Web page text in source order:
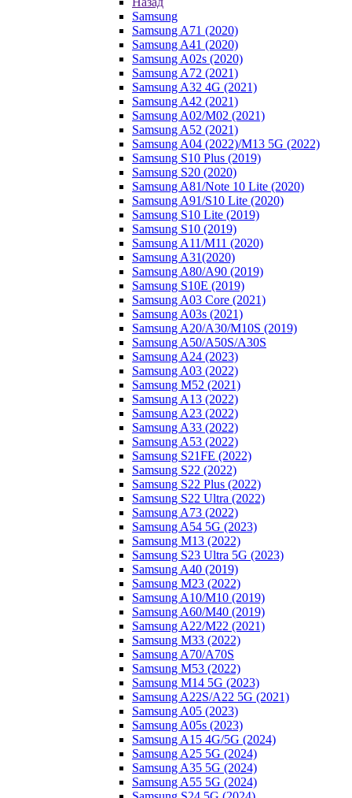
Samsung
Samsung A71 (2020)
Samsung A41 (2020)
Samsung A02s (2020)
Samsung A72 (2021)
Samsung A32 4G (2021)
Samsung A42 (2021)
Samsung A02/M02 (2021)
Samsung A52 (2021)
Samsung A04 (2022)/M13 5G (2022)
Samsung S10 Plus (2019)
Samsung S20 (2020)
Samsung A81/Note 10 Lite (2020)
Samsung A91/S10 Lite (2020)
Samsung S10 Lite (2019)
Samsung S10 (2019)
Samsung A11/M11 (2020)
Samsung A31(2020)
Samsung A80/A90 (2019)
Samsung S10E (2019)
Samsung A03 Core (2021)
Samsung A03s (2021)
Samsung A20/A30/M10S (2019)
Samsung A50/A50S/A30S
Samsung A24 (2023)
Samsung A03 (2022)
Samsung M52 (2021)
Samsung A13 (2022)
Samsung A23 (2022)
Samsung A33 (2022)
Samsung A53 (2022)
Samsung S21FE (2022)
Samsung S22 (2022)
Samsung S22 Plus (2022)
Samsung S22 Ultra (2022)
Samsung A73 (2022)
Samsung A54 5G (2023)
Samsung M13 (2022)
Samsung S23 Ultra 5G (2023)
Samsung A40 (2019)
Samsung M23 (2022)
Samsung A10/M10 (2019)
Samsung A60/M40 (2019)
Samsung A22/M22 (2021)
Samsung M33 (2022)
Samsung A70/A70S
Samsung M53 (2022)
Samsung M14 5G (2023)
Samsung A22S/A22 5G (2021)
Samsung A05 (2023)
Samsung A05s (2023)
Samsung A15 4G/5G (2024)
Samsung A25 5G (2024)
Samsung A35 5G (2024)
Samsung A55 5G (2024)